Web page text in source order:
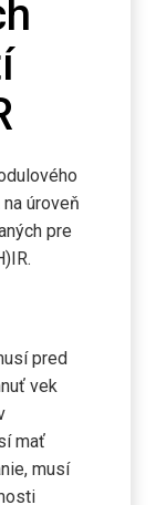
úroveň
pre
pred
vek
mať
musí